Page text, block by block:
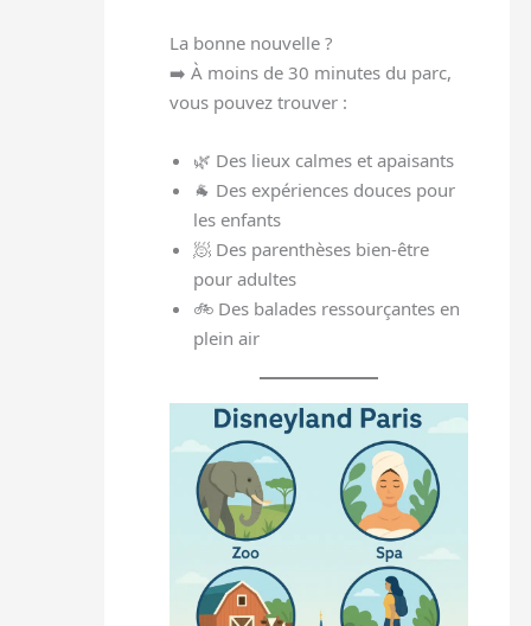
La bonne nouvelle ?
➡️ À moins de 30 minutes du parc,
vous pouvez trouver :
🌿 Des lieux calmes et apaisants
🐐 Des expériences douces pour
les enfants
🧖 Des parenthèses bien-être
pour adultes
🚲 Des balades ressourçantes en
plein air